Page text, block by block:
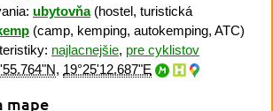
ubytovňa(hostel, turistická
(camp, kemping, autokemping, ATC)
najlacnejšie, pre cyklistov
, 19°25'12.687"E
mape